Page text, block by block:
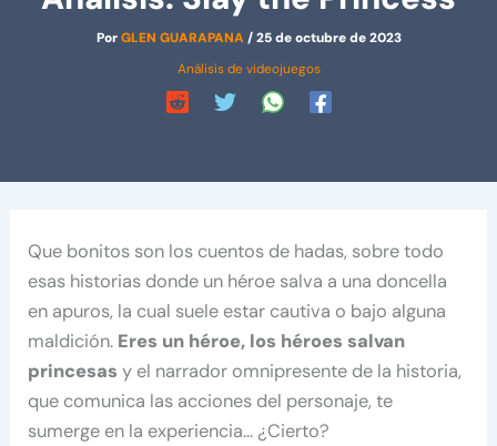
PorGLEN GUARAPANA/25 de octubre de 2023
Análisis de videojuegos
Que bonitos son los cuentos de hadas, sobre todo
esas historias donde un héroe salva a una doncella
en apuros, la cual suele estar cautiva o bajo alguna
maldición. Eres un héroe, los héroes salvan
princesas y el narrador omnipresente de la historia,
que comunica las acciones del personaje, te
sumerge en la experiencia… ¿Cierto?